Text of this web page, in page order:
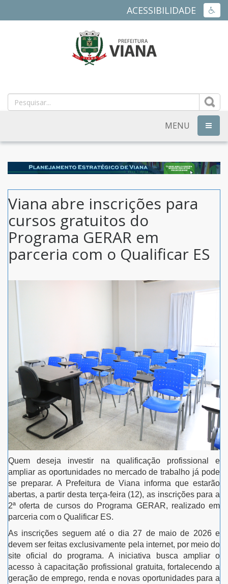
ACESSIBILIDADE
MUNICIPAL
DE
VIANA
ES
MENU
Viana abre inscrições para
cursos gratuitos do
Programa GERAR em
parceria com o Qualificar ES
Quem deseja investir na qualificação profissional e
ampliar as oportunidades no mercado de trabalho já pode
se preparar. A Prefeitura de Viana informa que estarão
abertas, a partir desta terça-feira (12), as inscrições para a
2ª oferta de cursos do Programa GERAR, realizado em
parceria com o Qualificar ES.
As inscrições seguem até o dia 27 de maio de 2026 e
devem ser feitas exclusivamente pela internet, por meio do
site oficial do programa. A iniciativa busca ampliar o
acesso à capacitação profissional gratuita, fortalecendo a
geração de emprego, renda e novas oportunidades para a